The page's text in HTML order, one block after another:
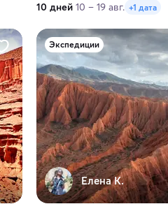
10 дней 10 – 19 авг. +1 дата
Экспедиции
Елена К.